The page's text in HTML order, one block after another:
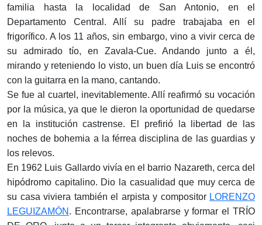
familia hasta la localidad de San Antonio, en el
Departamento Central. Allí su padre trabajaba en el
frigorífico. A los 11 años, sin embargo, vino a vivir cerca de
su admirado tío, en Zavala-Cue. Andando junto a él,
mirando y reteniendo lo visto, un buen día Luis se encontró
con la guitarra en la mano, cantando.
Se fue al cuartel, inevitablemente. Allí reafirmó su vocación
por la música, ya que le dieron la oportunidad de quedarse
en la institución castrense. El prefirió la libertad de las
noches de bohemia a la férrea disciplina de las guardias y
los relevos.
En 1962 Luis Gallardo vivía en el barrio Nazareth, cerca del
hipódromo capitalino. Dio la casualidad que muy cerca de
su casa viviera también el arpista y compositor LORENZO
LEGUIZAMÓN . Encontrarse, apalabrarse y formar el TRÍO